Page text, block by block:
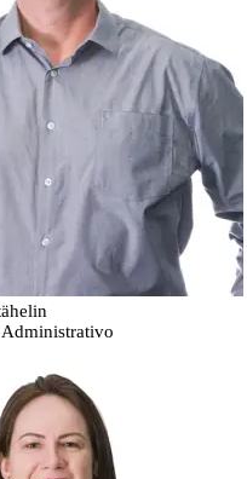
Administrativo